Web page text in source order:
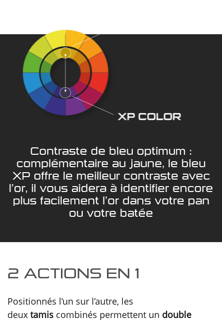
Contraste de bleu optimum :
complémentaire au jaune, le bleu
XP offre le meilleur contraste avec
l’or, il vous aidera à identifier encore
plus facilement l’or dans votre pan
ou votre batée
2 ACTIONS EN 1
Positionnés l’un sur l’autre, les
deux tamis combinés permettent un double